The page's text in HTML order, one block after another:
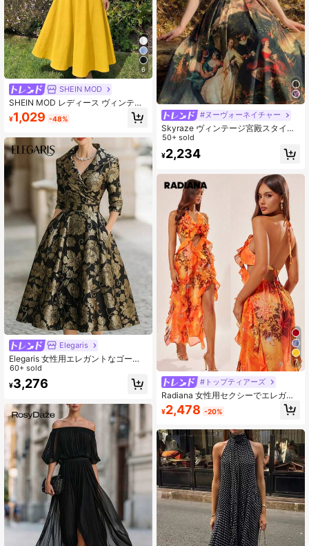
6
SHEIN MOD
SHEIN MOD レディース ヴィンテー
ジ ブラック 魚骨柄 ノースリーブ ド
レス、春夏向け、イブニングドレ
ス、ブラック ロングドレス、ブライ
ズメイドドレス、ホームカミングド
レス、ルネサンススタイル ドレス、
レトロドレス
¥1,029 -48%
Elegaris
Elegaris 女性用エレガントなゴール
ド フローラル ジャカード ラペル ウ
エスト Aライン ミディアムドレス、
秋冬春 バケーション
60+ sold
¥3,276
#ヌーヴォーネイチャー
Skyraze ヴィンテージ宮殿スタイル
プリントミドル丈ドレス レディー
ス、春夏向け、ヴィンテージ、宮
殿、ガーデン、アフタヌーンティ
ト、パーティー向け
50+ sold
¥2,234
7
#トップティアーズ
Radiana 女性用セクシーでエレガン
トなロマンチックなフリルヘムドレ
ス、オレンジのトロピカルフローラ
フローイングのハイスリットシフォ
ンドレス、セクシーなバックレスド
レス、アイランドバケーションドレ
ス、ビーチドレス、スパゲッティス
トラップドレス、デートナイトドレ
ス、ナイト、デート、集まり、ボー
ル、パーティー、クラブ、ナイトク
ラブ、カクテルパーティー、イブニ
ングパーティー、バンケット、コン
サート、アイランドバケーション、
ビーチ、ホリデーアウトフィットに
適しています
¥2,478 -20%